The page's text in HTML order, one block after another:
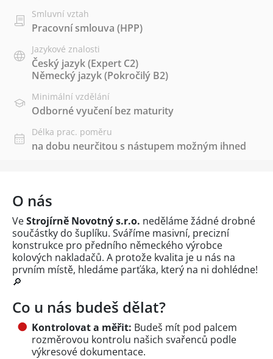
Smluvní vztah
Pracovní smlouva (HPP)
Jazykové znalosti
Český jazyk(Expert C2)
Německý jazyk(Pokročilý B2)
Minimální vzdělání
Odborné vyučení bez maturity
Délka prac. poměru
na dobu neurčitou s nástupem možným ihned
O nás
VeStrojírně Novotný s.r.o. neděláme žádné drobné
součástky do šuplíku. Sváříme masivní, precizní
konstrukce pro předního německého výrobce
kolových nakladačů. A protože kvalita je u nás na
prvním místě, hledáme parťáka, který na ni dohlédne!
🔎
Co u nás budeš dělat?
Kontrolovat a měřit: Budeš mít pod palcem
rozměrovou kontrolu našich svařenců podle
výkresové dokumentace.